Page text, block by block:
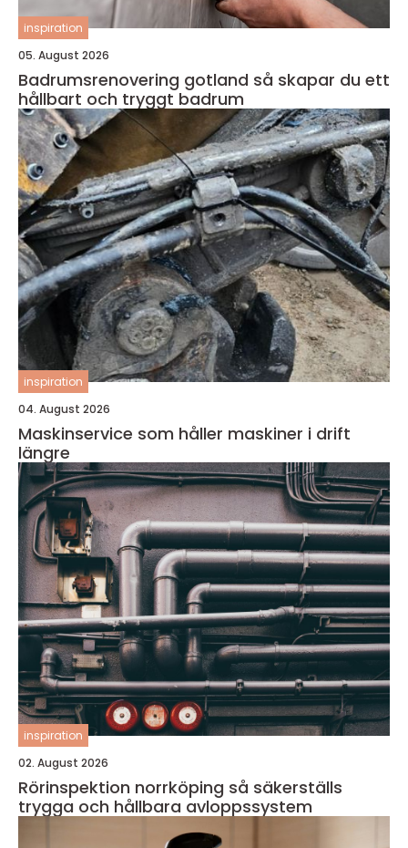
inspiration
05. August 2026
Badrumsrenovering gotland så skapar du ett
hållbart och tryggt badrum
inspiration
04. August 2026
Maskinservice som håller maskiner i drift
längre
inspiration
02. August 2026
Rörinspektion norrköping så säkerställs
trygga och hållbara avloppssystem